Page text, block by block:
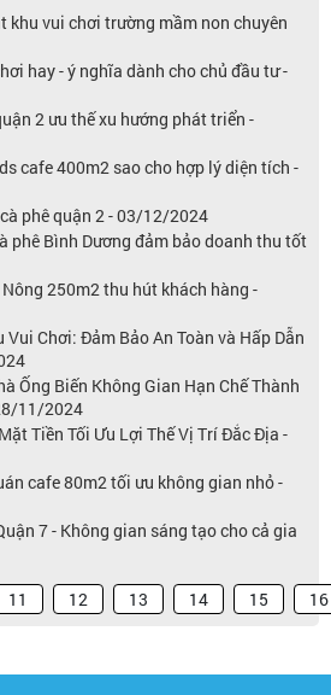
khu vui chơi trường mầm non chuyên
hay - ý nghĩa dành cho chủ đầu tư -
2 ưu thế xu hướng phát triển -
cafe 400m2 sao cho hợp lý diện tích -
phê quận 2 - 03/12/2024
phê Bình Dương đảm bảo doanh thu tốt
250m2 thu hút khách hàng -
Vui Chơi: Đảm Bảo An Toàn và Hấp Dẫn
Ống Biến Không Gian Hạn Chế Thành
11/2024
Tiền Tối Ưu Lợi Thế Vị Trí Đắc Địa -
cafe 80m2 tối ưu không gian nhỏ -
7 - Không gian sáng tạo cho cả gia
11 12 13 14 15 16